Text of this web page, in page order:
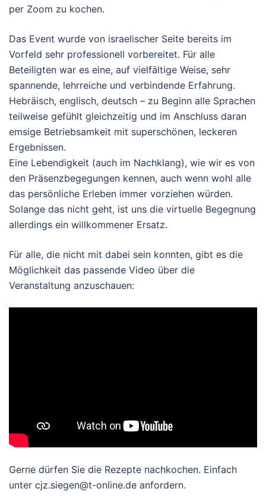
per Zoom zu kochen.
Das Event wurde von israelischer Seite bereits im
Vorfeld sehr professionell vorbereitet. Für alle
Beteiligten war es eine, auf vielfältige Weise, sehr
spannende, lehrreiche und verbindende Erfahrung.
Hebräisch, englisch, deutsch – zu Beginn alle Sprachen
teilweise gefühlt gleichzeitig und im Anschluss daran
emsige Betriebsamkeit mit superschönen, leckeren
Ergebnissen.
Eine Lebendigkeit (auch im Nachklang), wie wir es von
den Präsenzbegegungen kennen, auch wenn wohl alle
das persönliche Erleben immer vorziehen würden.
Solange das nicht geht, ist uns die virtuelle Begegnung
allerdings ein willkommener Ersatz.
Für alle, die nicht mit dabei sein konnten, gibt es die
Möglichkeit das passende Video über die
Veranstaltung anzuschauen:
Gerne dürfen Sie die Rezepte nachkochen. Einfach
unter cjz.siegen@t-online.de anfordern.